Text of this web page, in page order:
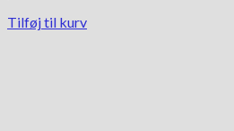
Tilføj til kurv